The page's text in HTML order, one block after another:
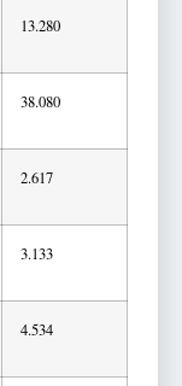
13.280
38.080
2.617
3.133
4.534